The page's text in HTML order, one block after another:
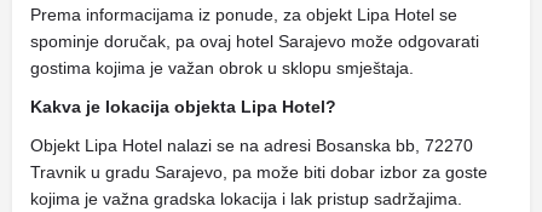
Prema informacijama iz ponude, za objekt Lipa Hotel se
spominje doručak, pa ovaj hotel Sarajevo može odgovarati
gostima kojima je važan obrok u sklopu smještaja.
Kakva je lokacija objekta Lipa Hotel?
Objekt Lipa Hotel nalazi se na adresi Bosanska bb, 72270
Travnik u gradu Sarajevo, pa može biti dobar izbor za goste
kojima je važna gradska lokacija i lak pristup sadržajima.